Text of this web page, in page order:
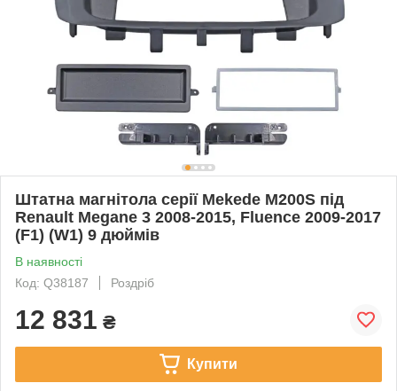
Штатна магнітола серії Mekede M200S під
Renault Megane 3 2008-2015, Fluence 2009-2017
(F1) (W1) 9 дюймів
В наявності
Код: Q38187
Роздріб
12 831 ₴
Купити